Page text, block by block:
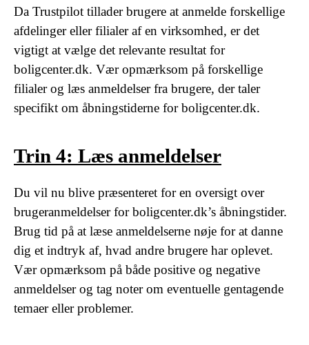
Da Trustpilot tillader brugere at anmelde forskellige
afdelinger eller filialer af en virksomhed, er det
vigtigt at vælge det relevante resultat for
boligcenter.dk. Vær opmærksom på forskellige
filialer og læs anmeldelser fra brugere, der taler
specifikt om åbningstiderne for boligcenter.dk.
Trin 4: Læs anmeldelser
Du vil nu blive præsenteret for en oversigt over
brugeranmeldelser for boligcenter.dk’s åbningstider.
Brug tid på at læse anmeldelserne nøje for at danne
dig et indtryk af, hvad andre brugere har oplevet.
Vær opmærksom på både positive og negative
anmeldelser og tag noter om eventuelle gentagende
temaer eller problemer.